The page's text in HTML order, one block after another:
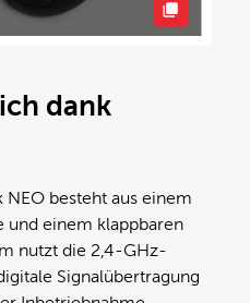
dank
NEO besteht aus einem
und einem klappbaren
nutzt die 2,4-GHz-
Signalübertragung